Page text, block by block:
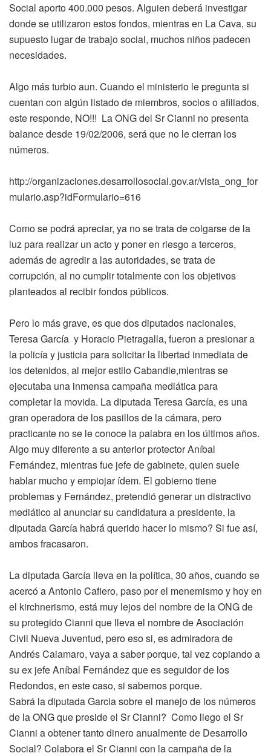
Social aporto 400.000 pesos. Alguien deberá investigar
donde se utilizaron estos fondos, mientras en La Cava, su
supuesto lugar de trabajo social, muchos niños padecen
necesidades.
Algo más turbio aun. Cuando el ministerio le pregunta si
cuentan con algún listado de miembros, socios o afiliados,
este responde, NO!!! La ONG del Sr Cianni no presenta
balance desde 19/02/2006, será que no le cierran los
números.
http://organizaciones.desarrollosocial.gov.ar/vista_ong_for
mulario.asp?idFormulario=616
Como se podrá apreciar, ya no se trata de colgarse de la
luz para realizar un acto y poner en riesgo a terceros,
además de agredir a las autoridades, se trata de
corrupción, al no cumplir totalmente con los objetivos
planteados al recibir fondos públicos.
Pero lo más grave, es que dos diputados nacionales,
Teresa García y Horacio Pietragalla, fueron a presionar a
la policía y justicia para solicitar la libertad inmediata de
los detenidos, al mejor estilo Cabandie,mientras se
ejecutaba una inmensa campaña mediática para
completar la movida. La diputada Teresa García, es una
gran operadora de los pasillos de la cámara, pero
practicante no se le conoce la palabra en los últimos años.
Algo muy diferente a su anterior protector Aníbal
Fernández, mientras fue jefe de gabinete, quien suele
hablar mucho y empiojar ídem. El gobierno tiene
problemas y Fernández, pretendió generar un distractivo
mediático al anunciar su candidatura a presidente, la
diputada García habrá querido hacer lo mismo? Si fue así,
ambos fracasaron.
La diputada García lleva en la política, 30 años, cuando se
acercó a Antonio Cafiero, paso por el menemismo y hoy en
el kirchnerismo, está muy lejos del nombre de la ONG de
su protegido Cianni que lleva el nombre de Asociación
Civil Nueva Juventud, pero eso si, es admiradora de
Andrés Calamaro, vaya a saber porque, tal vez copiando a
su ex jefe Aníbal Fernández que es seguidor de los
Redondos, en este caso, si sabemos porque.
Sabrá la diputada Garcia sobre el manejo de los números
de la ONG que preside el Sr Cianni? Como llego el Sr
Cianni a obtener tanto dinero anualmente de Desarrollo
Social? Colabora el Sr Cianni con la campaña de la